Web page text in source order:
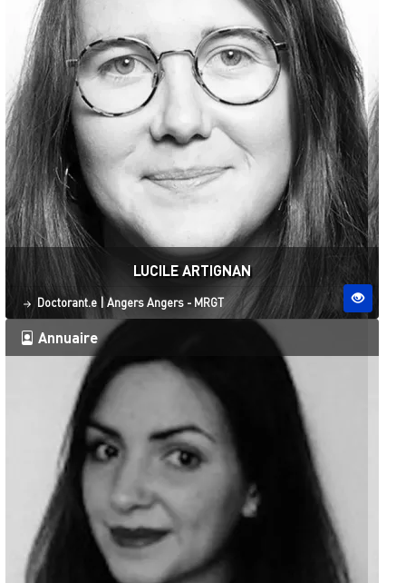
LUCILE ARTIGNAN
Statut
Doctorant.e |Site ESO
Angers Angers - MRGT
Annuaire